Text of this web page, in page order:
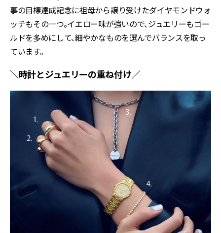
事の目標達成記念に祖母から譲り受けたダイヤモンドウォ
ッチもその一つ。イエロー味が強いので、ジュエリーもゴー
ルドを多めにして、細やかなものを選んでバランスを取っ
ています。
＼時計とジュエリーの重ね付け／